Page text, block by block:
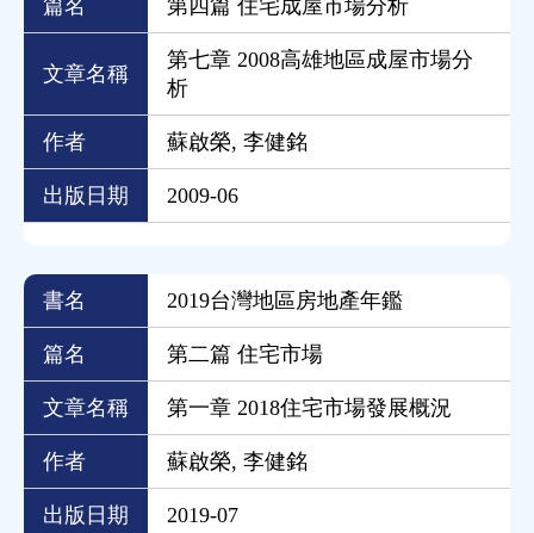
篇名 第四篇 住宅成屋市場分析
文章名稱
第七章 2008高雄地區成屋市場分
析
作者 蘇啟榮, 李健銘
出版日期 2009-06
書名 2019台灣地區房地產年鑑
篇名 第二篇 住宅市場
文章名稱 第一章 2018住宅市場發展概況
作者 蘇啟榮, 李健銘
出版日期 2019-07